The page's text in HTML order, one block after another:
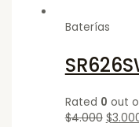
Baterías
Rated 0 out
$4.000 $